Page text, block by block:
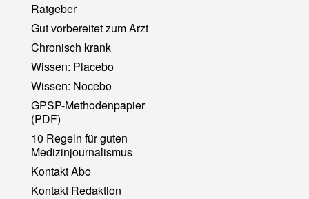
Ratgeber
Gut vorbereitet zum Arzt
Chronisch krank
Wissen: Placebo
Wissen: Nocebo
GPSP-Methodenpapier
(PDF)
10 Regeln für guten
Medizinjournalismus
Kontakt Abo
Kontakt Redaktion